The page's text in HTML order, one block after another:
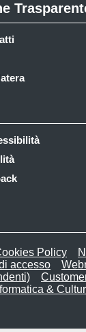
Policy
accesso
&